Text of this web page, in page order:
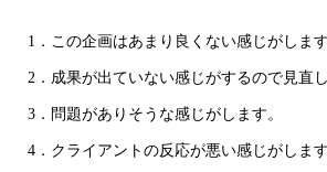
1．この企画はあまり良くない感じがします
2．成果が出ていない感じがするので見直し
3．問題がありそうな感じがします。
4．クライアントの反応が悪い感じがします